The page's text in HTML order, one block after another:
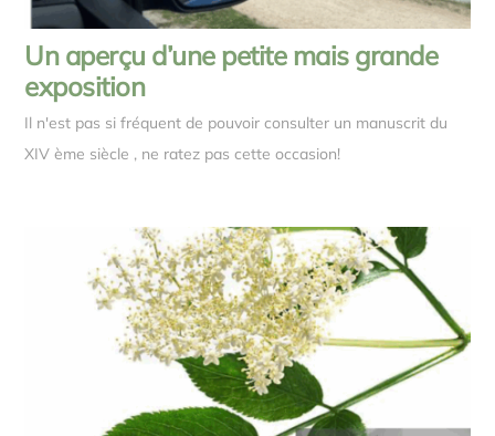
Un aperçu d’une petite mais grande
exposition
Il n'est pas si fréquent de pouvoir consulter un manuscrit du
XIV ème siècle , ne ratez pas cette occasion!